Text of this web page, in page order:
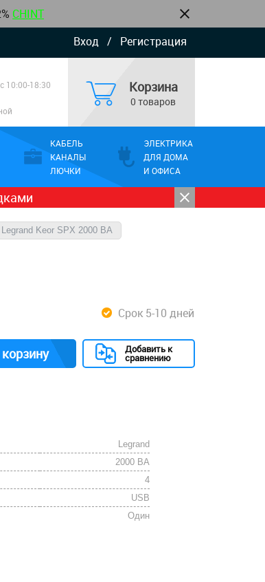
CHINT
Вход / Регистрация
10:00-18:30
Корзина
0 товаров
КАБЕЛЬ
КАНАЛЫ
ЛЮЧКИ
ЭЛЕКТРИКА
ДЛЯ ДОМА
И ОФИСА
Legrand Keor SPX 2000 ВА
Срок 5-10 дней
Добавить к
сравнению
Legrand
2000 ВА
4
USB
Один